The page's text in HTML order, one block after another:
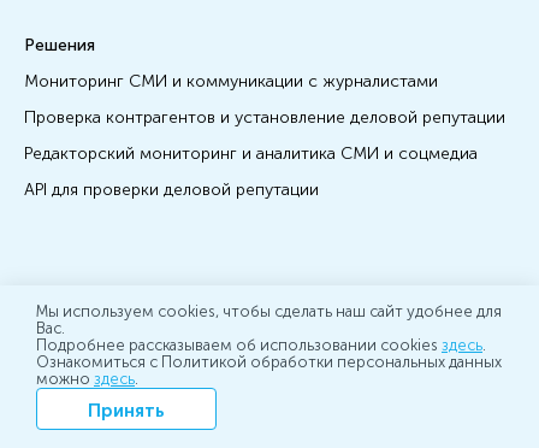
Решения
Мониторинг СМИ и коммуникации с журналистами
Проверка контрагентов и установление деловой репутации
Редакторский мониторинг и аналитика СМИ и соцмедиа
API для проверки деловой репутации
Рейтинги
Блог
Контакты
Мы используем cookies, чтобы сделать наш сайт удобнее для
Вас.
Подробнее рассказываем об использовании cookies здесь.
Ознакомиться с Политикой обработки персональных данных
можно здесь.
Принять